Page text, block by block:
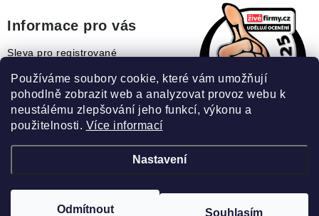
Používáme soubory cookie, které vám umožňují
pohodlně zobrazit web a analyzovat provoz webu k
neustálému zlepšování jeho funkcí, výkonu a
použitelnosti. Více informací
Nastavení
Odmítnout Souhlasím
Informace pro vás
Sleva pro registrované
Jak uplatnit slevový kupón?
Jak nakupovat?
Slovník pojmů
Recenze našeho eshopu: